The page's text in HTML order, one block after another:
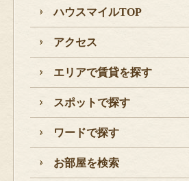
ハウスマイルTOP
アクセス
エリアで賃貸を探す
スポットで探す
ワードで探す
お部屋を検索